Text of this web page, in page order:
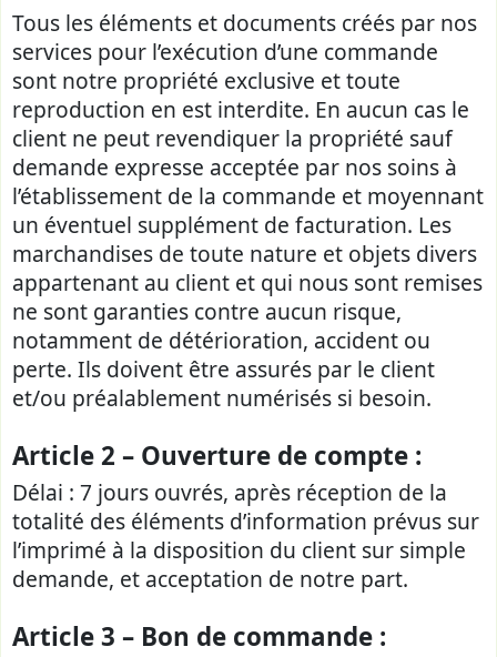
Tous les éléments et documents créés par nos
services pour l’exécution d’une commande
sont notre propriété exclusive et toute
reproduction en est interdite. En aucun cas le
client ne peut revendiquer la propriété sauf
demande expresse acceptée par nos soins à
l’établissement de la commande et moyennant
un éventuel supplément de facturation. Les
marchandises de toute nature et objets divers
appartenant au client et qui nous sont remises
ne sont garanties contre aucun risque,
notamment de détérioration, accident ou
perte. Ils doivent être assurés par le client
et/ou préalablement numérisés si besoin.
Article 2 – Ouverture de compte :
Délai : 7 jours ouvrés, après réception de la
totalité des éléments d’information prévus sur
l’imprimé à la disposition du client sur simple
demande, et acceptation de notre part.
Article 3 – Bon de commande :